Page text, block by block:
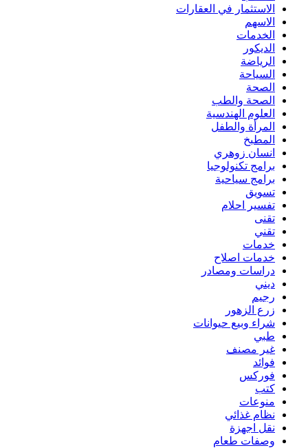
الاستثمار في العقارات
الاسهم
الخدمات
الديكور
الرياضة
السياحة
الصحة
الصحة والطب
العلوم الهندسية
المرأة والطفل
المطبخ
انسان زوهري
برامج تكنولوجيا
برامج سياحية
تسويق
تفسير احلام
تقنى
تقني
خدمات
خدمات اصلاح
دراسات ومصادر
ديني
رجيم
زرع الزهور
شراء وبيع حيوانات
طبي
غير مصنف
فوائد
فوركس
كتب
منوعات
نظام غذائي
نقل اجهزة
وصفات طعام